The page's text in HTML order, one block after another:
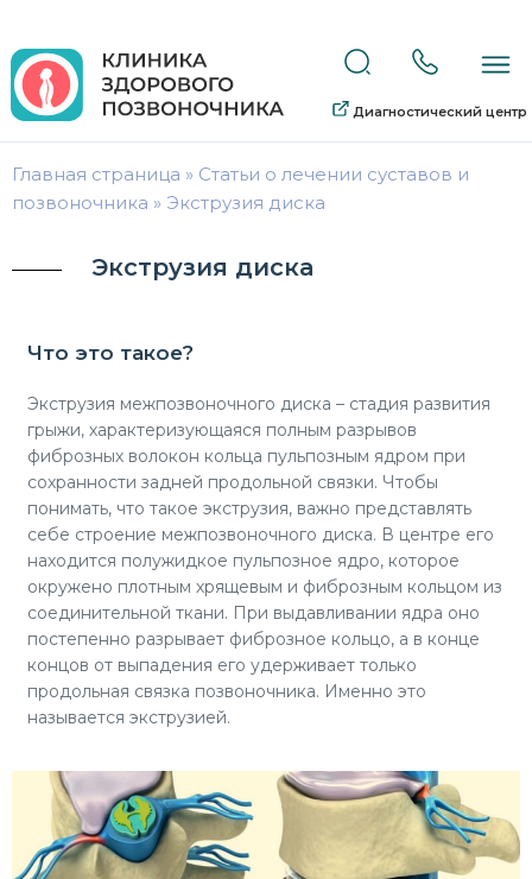
Диагностический центр
Главная страница » Статьи о лечении суставов и
позвоночника » Экструзия диска
Экструзия диска
Что это такое?
Экструзия межпозвоночного диска – стадия развития
грыжи, характеризующаяся полным разрывов
фиброзных волокон кольца пульпозным ядром при
сохранности задней продольной связки. Чтобы
понимать, что такое экструзия, важно представлять
себе строение межпозвоночного диска. В центре его
находится полужидкое пульпозное ядро, которое
окружено плотным хрящевым и фиброзным кольцом из
соединительной ткани. При выдавливании ядра оно
постепенно разрывает фиброзное кольцо, а в конце
концов от выпадения его удерживает только
продольная связка позвоночника. Именно это
называется экструзией.